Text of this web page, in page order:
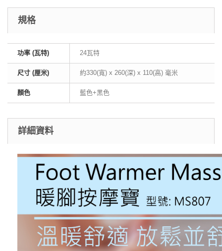
規格
功率 (瓦特) 24瓦特
尺寸 (厘米) 約330(寬) x 260(深) x 110(高) 毫米
顏色 藍色+黑色
詳細資料